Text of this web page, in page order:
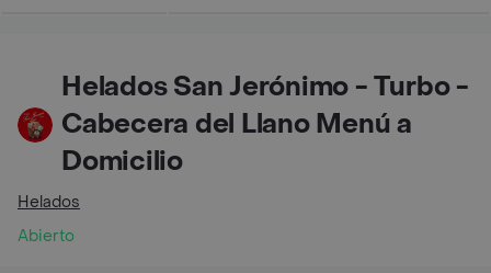
Helados San Jerónimo - Turbo -
Cabecera del Llano Menú a
Domicilio
Helados
Abierto